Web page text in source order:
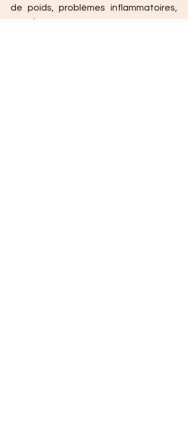
de poids, problèmes inflammatoires,
etc…).